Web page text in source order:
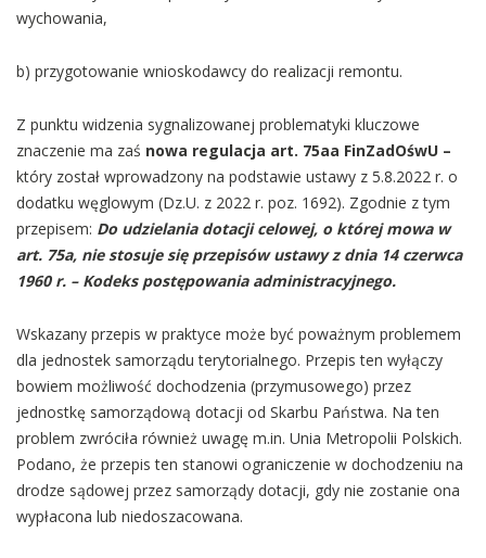
wychowania,
b) przygotowanie wnioskodawcy do realizacji remontu.
Z punktu widzenia sygnalizowanej problematyki kluczowe
znaczenie ma zaś nowa regulacja art. 75aa FinZadOśwU –
który został wprowadzony na podstawie ustawy z 5.8.2022 r. o
dodatku węglowym (Dz.U. z 2022 r. poz. 1692). Zgodnie z tym
przepisem: Do udzielania dotacji celowej, o której mowa w
art. 75a, nie stosuje się przepisów ustawy z dnia 14 czerwca
1960 r. – Kodeks postępowania administracyjnego.
Wskazany przepis w praktyce może być poważnym problemem
dla jednostek samorządu terytorialnego. Przepis ten wyłączy
bowiem możliwość dochodzenia (przymusowego) przez
jednostkę samorządową dotacji od Skarbu Państwa. Na ten
problem zwróciła również uwagę m.in. Unia Metropolii Polskich.
Podano, że przepis ten stanowi ograniczenie w dochodzeniu na
drodze sądowej przez samorządy dotacji, gdy nie zostanie ona
wypłacona lub niedoszacowana.